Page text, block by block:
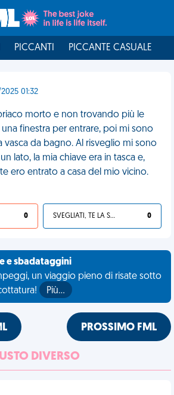
PICCANTI PICCANTE CASUALE
01:32
morto e non trovando più le
finestra per entrare, poi mi sono
da bagno. Al risveglio mi sono
lato, la mia chiave era in tasca e,
ero entrato a casa del mio vicino.
0 SVEGLIATI, TE LA SEI CERCATA! 0
e sbadataggini
un viaggio pieno di risate sotto
Più…
PROSSIMO FML
DIVERSO